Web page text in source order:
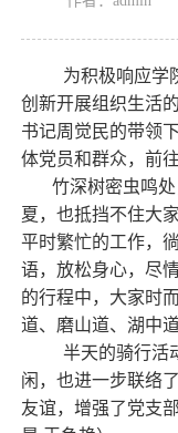
为积极响应学
创新开展组织生活的
书记周觉民的带领
体党员和群众，前
竹深树密虫鸣处
夏 ，也抵挡不住大
平时繁忙的工作，
语，放松身心，尽
的行程中，大家时
道、磨山道、湖中
半天的骑行活
闲，也进一步联络
友谊，增强了党支